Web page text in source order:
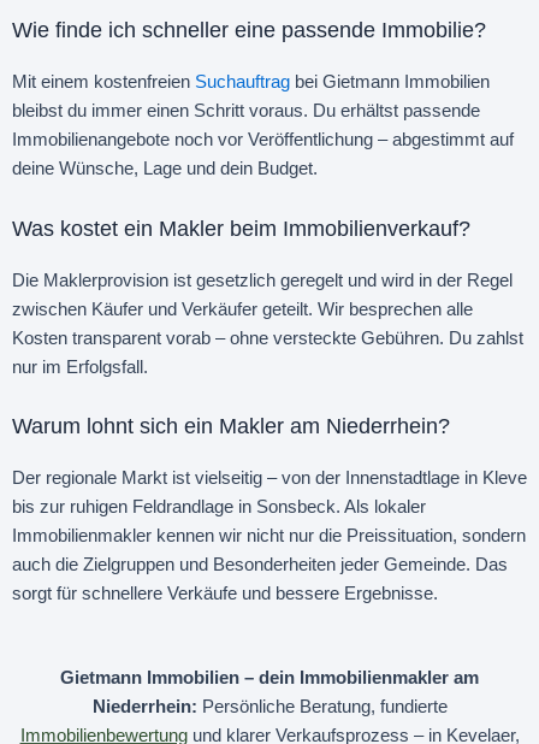
Wie finde ich schneller eine passende Immobilie?
Mit einem kostenfreien Suchauftrag bei Gietmann Immobilien
bleibst du immer einen Schritt voraus. Du erhältst passende
Immobilienangebote noch vor Veröffentlichung – abgestimmt auf
deine Wünsche, Lage und dein Budget.
Was kostet ein Makler beim Immobilienverkauf?
Die Maklerprovision ist gesetzlich geregelt und wird in der Regel
zwischen Käufer und Verkäufer geteilt. Wir besprechen alle
Kosten transparent vorab – ohne versteckte Gebühren. Du zahlst
nur im Erfolgsfall.
Warum lohnt sich ein Makler am Niederrhein?
Der regionale Markt ist vielseitig – von der Innenstadtlage in Kleve
bis zur ruhigen Feldrandlage in Sonsbeck. Als lokaler
Immobilienmakler kennen wir nicht nur die Preissituation, sondern
auch die Zielgruppen und Besonderheiten jeder Gemeinde. Das
sorgt für schnellere Verkäufe und bessere Ergebnisse.
Gietmann Immobilien – dein Immobilienmakler am
Niederrhein: Persönliche Beratung, fundierte
Immobilienbewertungund klarer Verkaufsprozess – in Kevelaer,